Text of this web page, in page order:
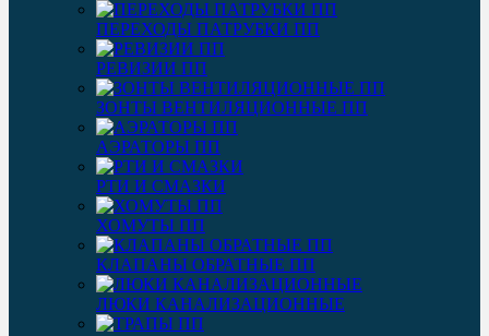
ПЕРЕХОДЫ ПАТРУБКИ ПП
РЕВИЗИИ ПП
ЗОНТЫ ВЕНТИЛЯЦИОННЫЕ ПП
АЭРАТОРЫ ПП
РТИ И СМАЗКИ
ХОМУТЫ ПП
КЛАПАНЫ ОБРАТНЫЕ ПП
ЛЮКИ КАНАЛИЗАЦИОННЫЕ